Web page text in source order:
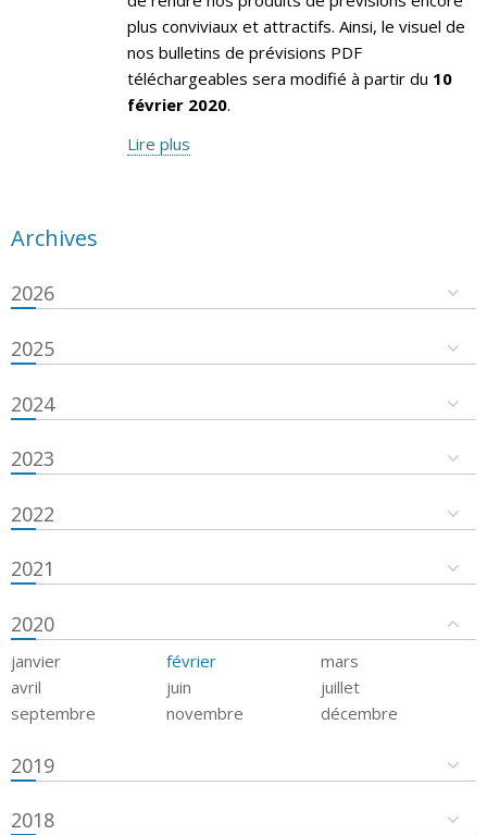
plus conviviaux et attractifs. Ainsi, le visuel de
nos bulletins de prévisions PDF
téléchargeables sera modifié à partir du 10
février 2020.
Lire plus
Archives
2026
2025
2024
2023
2022
2021
2020
janvier février
mars
avril
juin
juillet
septembre
novembre décembre
2019
2018